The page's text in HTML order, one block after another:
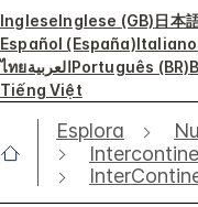
IngleseInglese (GB)日本
Español (España)Italiano
ไทยالعربيةPortuguês (BR)
Tiếng Việt
Esplora